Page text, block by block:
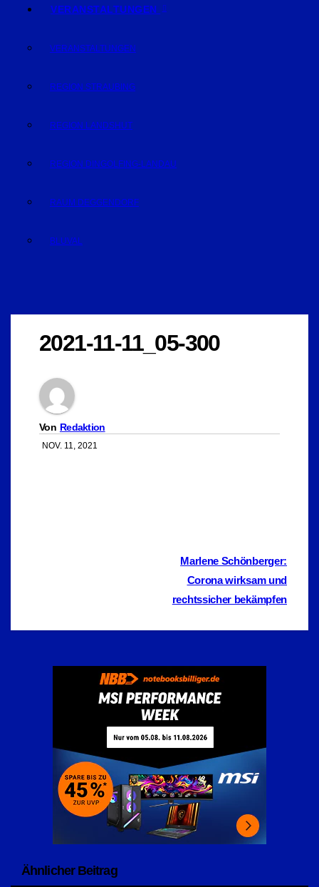
VERANSTALTUNGEN
VERANSTALTUNGEN
REGION STRAUBING
REGION LANDSHUT
REGION DINGOLFING-LANDAU
RAUM DEGGENDORF
BLUVAL
2021-11-11_05-300
Von Redaktion
NOV. 11, 2021
BeitragsnavigationMarlene Schönberger:
Corona wirksam und
rechtssicher bekämpfen
Ähnlicher Beitrag